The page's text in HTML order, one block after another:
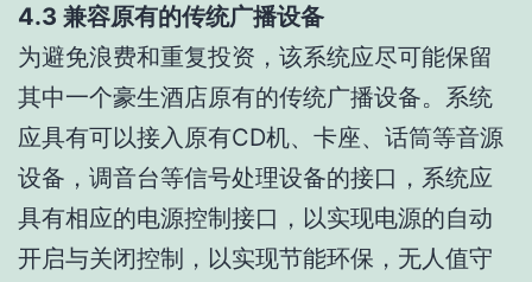
4.3 兼容原有的传统广播设备
为避免浪费和重复投资，该系统应尽可能保留
其中一个豪生酒店原有的传统广播设备。系统
应具有可以接入原有CD机、卡座、话筒等音源
设备，调音台等信号处理设备的接口，系统应
具有相应的电源控制接口，以实现电源的自动
开启与关闭控制，以实现节能环保，无人值守